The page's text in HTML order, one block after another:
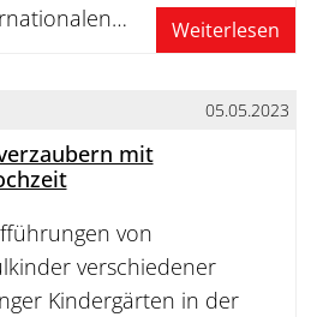
Weiterlesen
05.05.2023
mit
von
verschiedener
Kindergärten in der